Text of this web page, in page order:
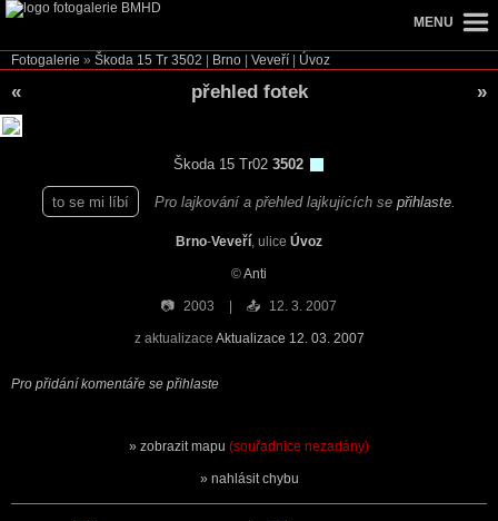
Fotogalerie » Škoda 15 Tr 3502 Brno Veveří Úvoz
« přehled fotek »
Škoda 15 Tr02 3502
to se mi líbí Pro lajkování a přehled lajkujících se přihlaste
Brno-Veveří, ulice Úvoz
©Anti
📷 2003 📤 12. 3. 2007
z aktualizace Aktualizace 12. 03. 2007
Pro přidání komentáře se přihlaste
zobrazit mapu (souřadnice nezadány)
nahlásit chybu
MENU